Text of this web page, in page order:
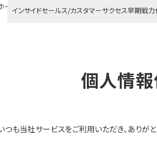
インサイドセールス/カスタマーサクセス早期戦力
ーム お知らせ 個人情報保護方針リニ
個人情
つも当社サービスをご利用いただき、ありがと